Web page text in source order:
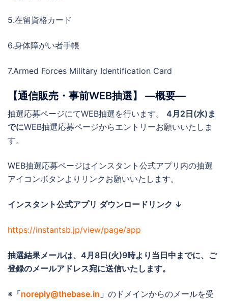
5.在留資格カード
6.身体障がい者手帳
7.Armed Forces Military Identification Card
【通信販売・事前WEB抽選】 ―概要―
抽選応募ページにてWEB抽選を行います。 4月2日(水)ま
でにWEB抽選応募ページからエントリーお願いいたしま
す。
WEB抽選応募ページはインスタント公式アプリ内の抽選
アイコンボタンよりリンクお願いいたします。
インスタント公式アプリ ダウンロードリンク ↓
https://instantsb.jp/view/page/app
抽選結果メールは、4月8日(火)9時より当日中までに、ご
登録のメールアドレス宛に送信いたします。
※ 「noreply@thebase.in 」 のドメインからのメールを受